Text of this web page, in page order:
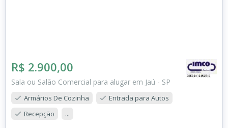
R$ 2.900,00
Sala ou Salão Comercial para alugar em Jaú - SP
Armários De Cozinha
Entrada para Autos
Recepção
...